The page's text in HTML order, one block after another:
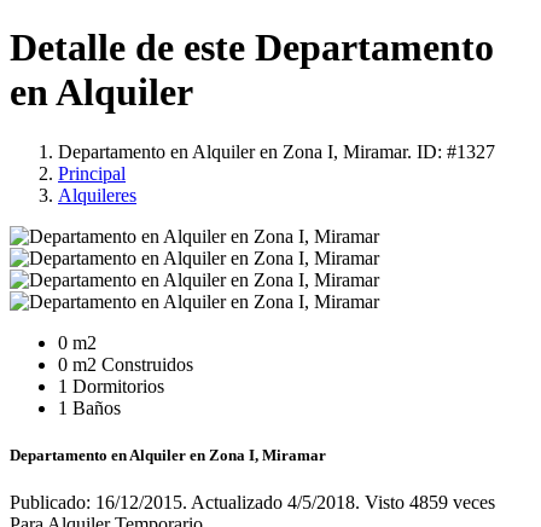
Detalle de este Departamento
en Alquiler
Departamento en Alquiler en Zona I, Miramar. ID: #1327
Principal
Alquileres
0 m2
0 m2 Construidos
1 Dormitorios
1 Baños
Departamento en Alquiler en Zona I, Miramar
Publicado: 16/12/2015. Actualizado 4/5/2018. Visto 4859 veces